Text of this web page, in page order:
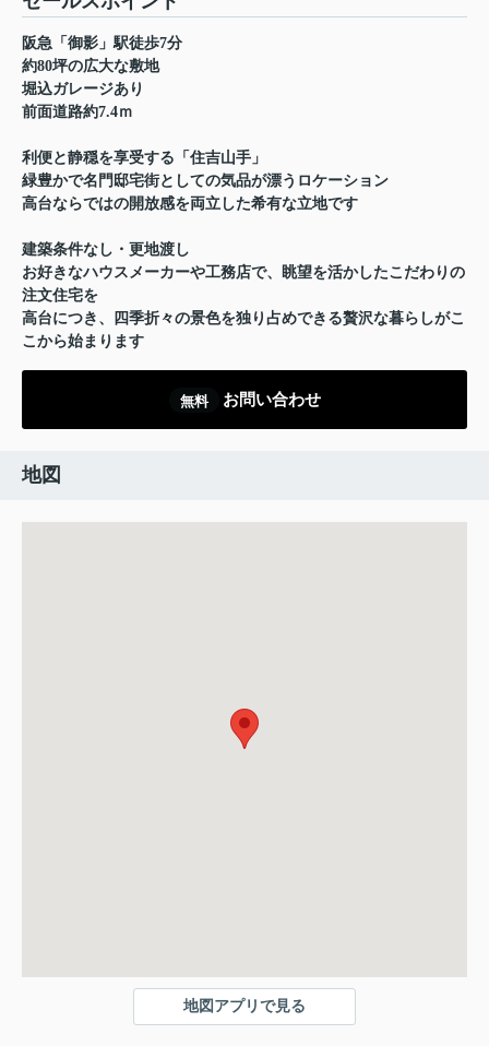
阪急「御影」駅徒歩7分
約80坪の広大な敷地
堀込ガレージあり
前面道路約7.4ｍ
利便と静穏を享受する「住吉山手」
緑豊かで名門邸宅街としての気品が漂うロケーション
高台ならではの開放感を両立した希有な立地です
建築条件なし・更地渡し
お好きなハウスメーカーや工務店で、眺望を活かしたこだわりの
注文住宅を
高台につき、四季折々の景色を独り占めできる贅沢な暮らしがこ
こから始まります
無料 お問い合わせ
地図
地図アプリで見る